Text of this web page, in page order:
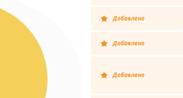
Добавлено
Добавлено
Добавлено